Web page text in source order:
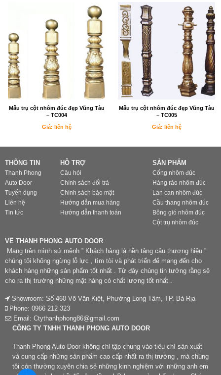
Mẫu trụ cột nhôm đúc đẹp Vũng Tàu
– TC004
Giá: liên hệ
Mẫu trụ cột nhôm đúc đẹp Vũng Tàu
– TC005
Giá: liên hệ
THÔNG TIN
Thanh Phong
Auto Door
Tuyển dụng
Liên hệ
Tin tức
HỖ TRỢ
Câu hỏi
Chính sách đổi trả
Chính sách bảo mật
Hướng dẫn mua hàng
Hướng dẫn thanh toán
SẢN PHẨM
Cổng nhôm đúc
Hàng rào nhôm đúc
Lan can nhôm đúc
Cầu thang nhôm đúc
Bông gió nhôm đúc
Cột trụ nhôm đúc
VỀ THANH PHONG AUTO DOOR
Mang trên mình sứ mệnh ” Khách hàng là nền tảng cảu thương hiệu ”
chúng tôi không ngừng lỗ lực , tìm tòi và phát triển để mang đến cho
khách hàng những sản phẩm tốt nhất . Từ đây chúng tin tưởng rằng sẽ
cho ra thị trường những mặt hàng có chất lượng tốt nhất .
Showroom: Số 460 Võ Văn Kiệt, Phường Long Tâm, TP. Bà Rịa
Phone: 0966 212 323
Email: Ctythanhphong86@gmail.com
CÔNG TY TNHH THANH PHONG AUTO DOOR
Thanh Phong Auto Door không chỉ tập chung vào tiêu chí sản xuất
và cung cấp những sản phẩm cao cấp nhất ra thị trường , mà chúng
tôi còn thường xuyên chia sẻ những kinh nghiệm với những anh em